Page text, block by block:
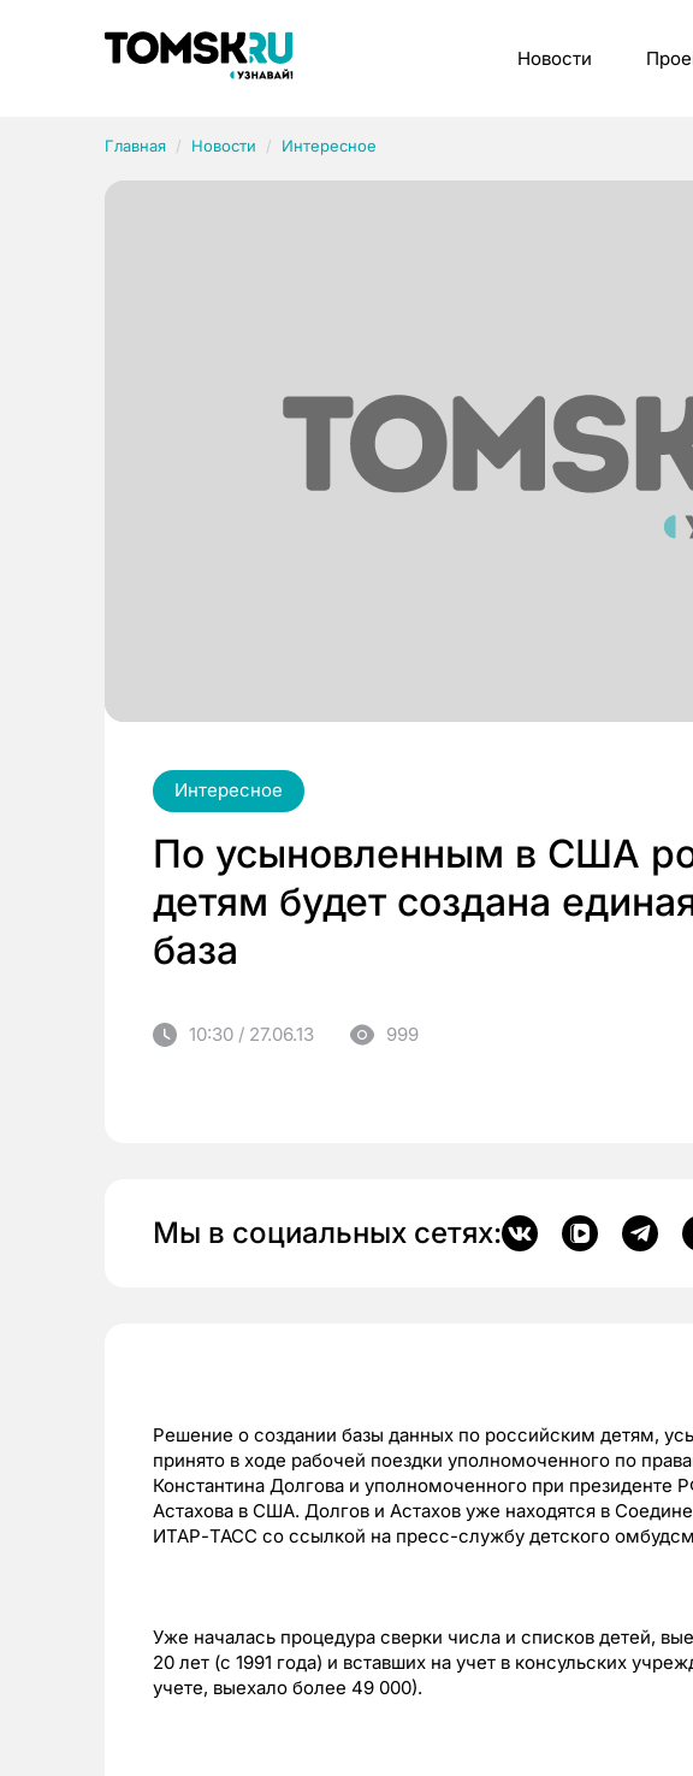
Новости
Главная Новости Интересное
Интересное
По усыновленным в США
детям будет создана
база
10:30 / 27.06.13 999
Мы в социальных сетях:
Решение о создании базы данных по российским детям,
принято в ходе рабочей поездки уполномоченного по
Константина Долгова и уполномоченного при президенте
Астахова в США. Долгов и Астахов уже находятся в
ИТАР-ТАСС со ссылкой на пресс-службу детского
Уже началась процедура сверки числа и списков детей,
20 лет (с 1991 года) и вставших на учет в консульских
учете, выехало более 49 000).
Рубрики